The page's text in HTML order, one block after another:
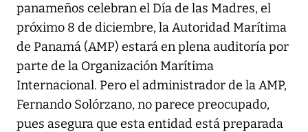
panameños celebran el Día de las Madres, el
próximo 8 de diciembre, la Autoridad Marítima
de Panamá (AMP) estará en plena auditoría por
parte de la Organización Marítima
Internacional. Pero el administrador de la AMP,
Fernando Solórzano, no parece preocupado,
pues asegura que esta entidad está preparada